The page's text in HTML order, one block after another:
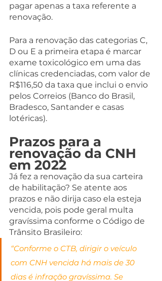
pagar apenas a taxa referente a
renovação.
Para a renovação das categorias C,
D ou E a primeira etapa é marcar
exame toxicológico em uma das
clínicas credenciadas, com valor de
R$116,50 da taxa que inclui o envio
pelos Correios (Banco do Brasil,
Bradesco, Santander e casas
lotéricas).
Prazos para a
renovação da CNH
em 2022
Já fez a renovação da sua carteira
de habilitação? Se atente aos
prazos e não dirija caso ela esteja
vencida, pois pode geral multa
gravíssima conforme o Código de
Trânsito Brasileiro:
“Conforme o CTB, dirigir o veículo
com CNH vencida há mais de 30
dias é infração gravíssima. Se